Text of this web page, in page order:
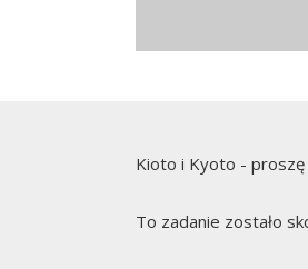
Kioto i Kyoto -
To zadanie zostało